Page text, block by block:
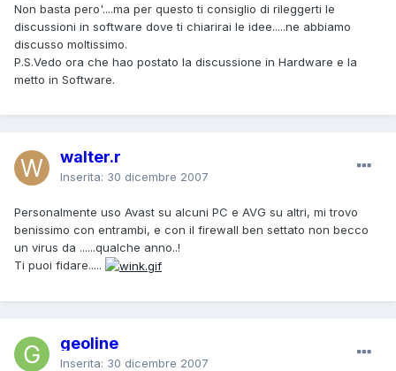
Non basta pero'....ma per questo ti consiglio di rileggerti le
discussioni in software dove ti chiarirai le idee.....ne abbiamo
discusso moltissimo.
P.S.Vedo ora che hao postato la discussione in Hardware e la
metto in Software.
walter.r
Inserita: 30 dicembre 2007
Personalmente uso Avast su alcuni PC e AVG su altri, mi trovo
benissimo con entrambi, e con il firewall ben settato non becco
un virus da ......qualche anno..!
Ti puoi fidare.....
geoline
Inserita: 30 dicembre 2007